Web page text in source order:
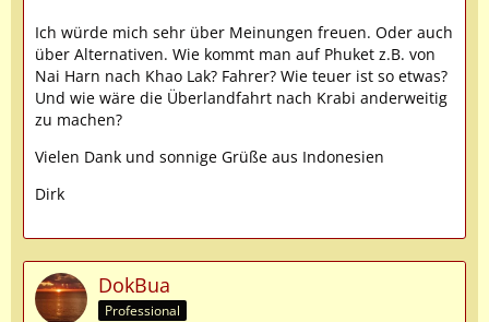
Ich würde mich sehr über Meinungen freuen. Oder auch
über Alternativen. Wie kommt man auf Phuket z.B. von
Nai Harn nach Khao Lak? Fahrer? Wie teuer ist so etwas?
Und wie wäre die Überlandfahrt nach Krabi anderweitig
zu machen?
Vielen Dank und sonnige Grüße aus Indonesien
Dirk
DokBua
Professional